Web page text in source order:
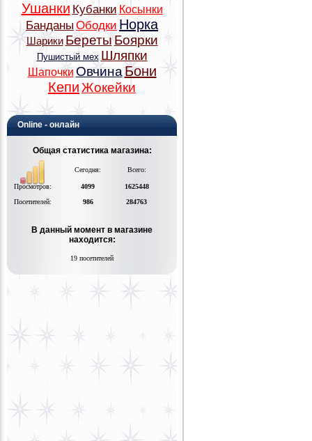
Ушанки Кубанки Косынки
Банданы Ободки Норка
Шарики Береты Боярки
Пушистый мех Шляпки
Шапочки ОвчинаБони
Кепи Жокейки
Online - онлайн
Общая статистика магазина:
Сегодня: Всего:
Просмотров: 4099
1625448
Посетителей:
986 284763
В данный момент в магазине
находится:
19 посетителей